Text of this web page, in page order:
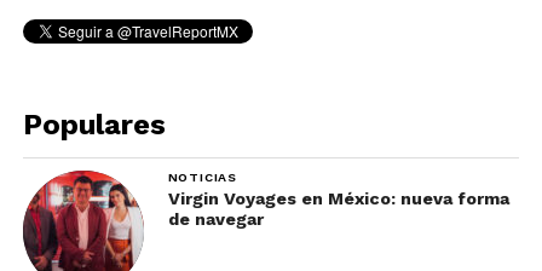
Populares
NOTICIAS
Virgin Voyages en México: nueva forma
de navegar